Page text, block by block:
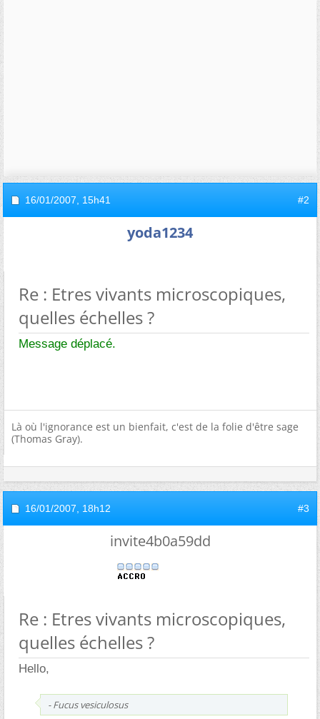
16/01/2007, 15h41 #2
yoda1234
Re : Etres vivants microscopiques,
quelles échelles ?
Message déplacé.
Là où l'ignorance est un bienfait, c'est de la folie d'être sage
(Thomas Gray).
16/01/2007, 18h12 #3
invite4b0a59dd
Re : Etres vivants microscopiques,
quelles échelles ?
Hello,
- Fucus vesiculosus